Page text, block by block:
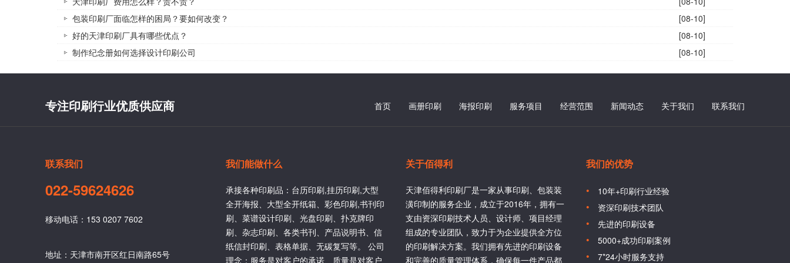
包装印刷厂面临怎样的困局？要如何改变？
[08-10]
好的天津印刷厂具有哪些优点？
[08-10]
制作纪念册如何选择设计印刷公司
[08-10]
专注印刷行业优质供应商 首页 画册印刷 海报印刷 服务项目 经营范围 新闻动态 关于我们 联系我们
联系我们
022-59624626
移动电话：153 0207 7602
地址：天津市南开区红日南路65号
我们能做什么
承接各种印刷品：台历印刷,挂历印刷,大型
全开海报、大型全开纸箱、彩色印刷,书刊印
刷、菜谱设计印刷、光盘印刷、扑克牌印
刷、杂志印刷、各类书刊、产品说明书、信
纸信封印刷、表格单据、无碳复写等。 公司
理念：服务是对客户的承诺、质量是对客户
关于佰得利
天津佰得利印刷厂是一家从事印刷、包装装
潢印制的服务企业，成立于2016年，拥有一
支由资深印刷技术人员、设计师、项目经理
组成的专业团队，致力于为企业提供全方位
的印刷解决方案。我们拥有先进的印刷设备
和完善的质量管理体系，确保每一件产品都
我们的优势
10年+印刷行业经验
资深印刷技术团队
先进的印刷设备
5000+成功印刷案例
7*24小时服务支持